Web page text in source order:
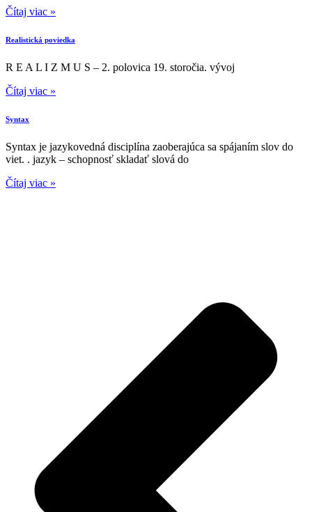
Čítaj viac »
Realistická poviedka
R E A L I Z M U S – 2. polovica 19. storočia. vývoj
Čítaj viac »
Syntax
Syntax je jazykovedná disciplína zaoberajúca sa spájaním slov do
viet. . jazyk – schopnosť skladať slová do
Čítaj viac »